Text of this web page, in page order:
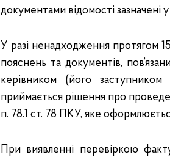
документами відомості зазначені
У разі ненадходження протягом
пояснень та документів,
керівником (його
приймається рішення про
п. 78.1 ст. 78 ПКУ, яке
При виявленні перевіркою